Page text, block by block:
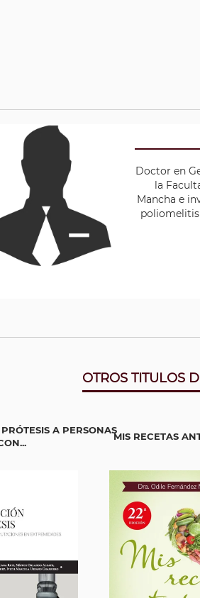
Doctor en
la
Mancha e
poliomelitis
OTROS TITULOS
A PERSONAS
MIS RECETAS